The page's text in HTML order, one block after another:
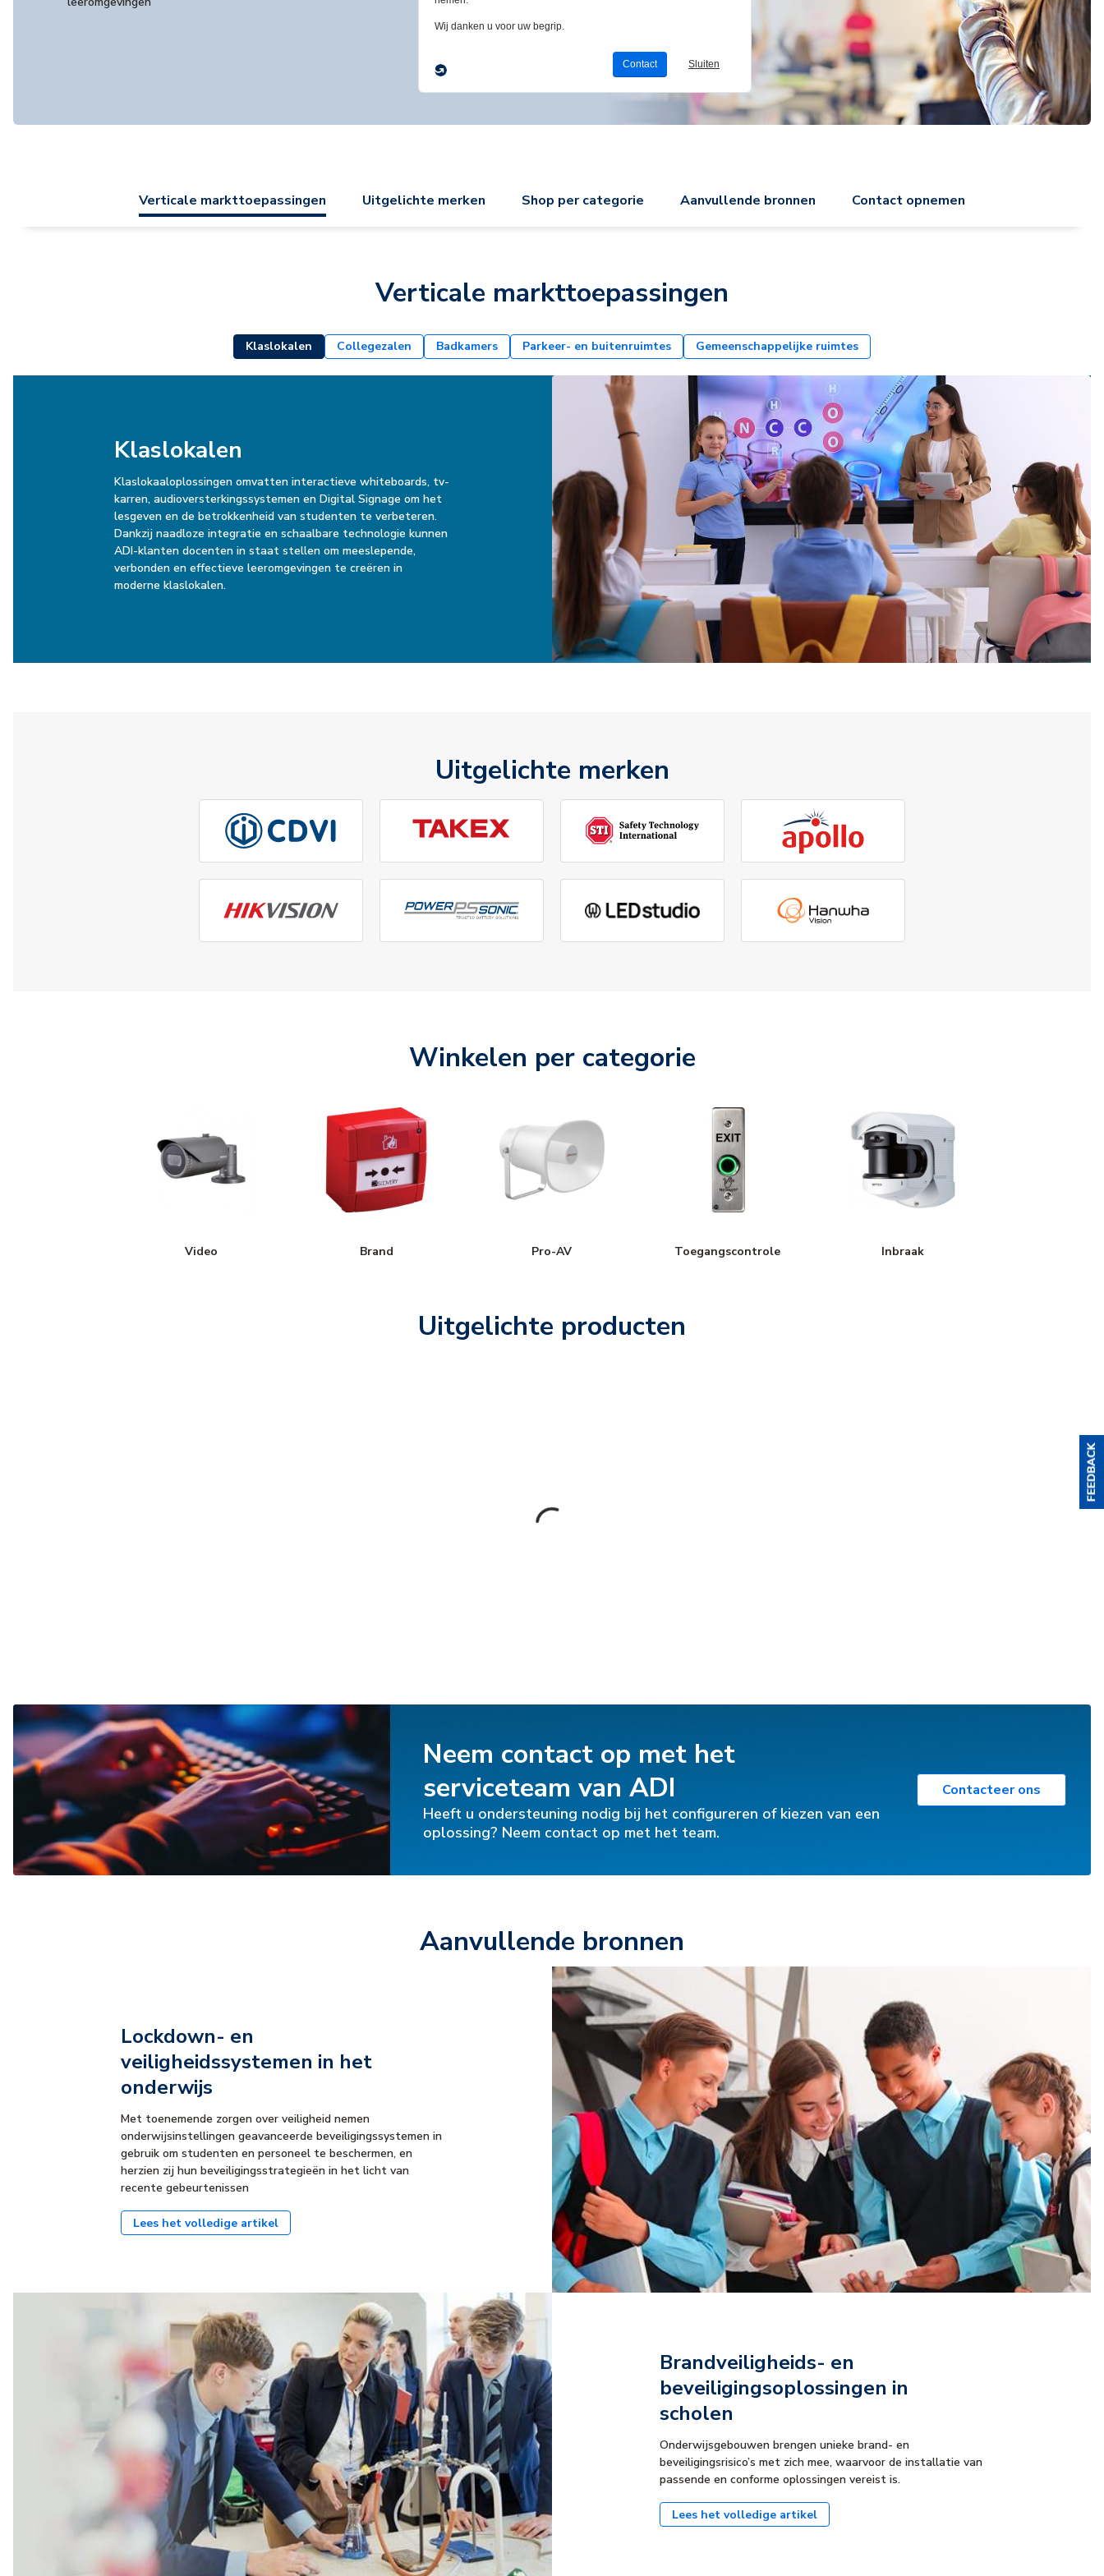
Verticale markttoepassingen Uitgelichte merken Shop per categorie Aanvullende bronnen Contact opnemen
Verticale markttoepassingen
Klaslokalen Collegezalen Badkamers Parkeer- en buitenruimtes Gemeenschappelijke ruimtes
Klaslokalen
Klaslokaaloplossingen omvatten interactieve whiteboards, tv-
karren, audioversterkingssystemen en Digital Signage om het
lesgeven en de betrokkenheid van studenten te verbeteren.
Dankzij naadloze integratie en schaalbare technologie kunnen
ADI-klanten docenten in staat stellen om meeslepende,
verbonden en effectieve leeromgevingen te creëren in
moderne klaslokalen.
Uitgelichte merken
Winkelen per categorie
Video Brand Pro-AV Toegangscontrole Inbraak
Uitgelichte producten
Neem contact op met het
serviceteam van ADI
Heeft u ondersteuning nodig bij het configureren of kiezen van een
oplossing? Neem contact op met het team.
Contacteer ons
Aanvullende bronnen
Lockdown- en
veiligheidssystemen in het
onderwijs
Met toenemende zorgen over veiligheid nemen
onderwijsinstellingen geavanceerde beveiligingssystemen in
gebruik om studenten en personeel te beschermen, en
herzien zij hun beveiligingsstrategieën in het licht van
recente gebeurtenissen
Lees het volledige artikel
Brandveiligheids- en
beveiligingsoplossingen in
scholen
Onderwijsgebouwen brengen unieke brand- en
beveiligingsrisico’s met zich mee, waarvoor de installatie van
passende en conforme oplossingen vereist is.
Lees het volledige artikel